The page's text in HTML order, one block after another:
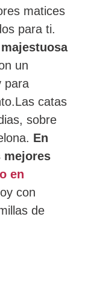
matices
para ti.
un
para
catas
sobre
En
mejores
en
con
de